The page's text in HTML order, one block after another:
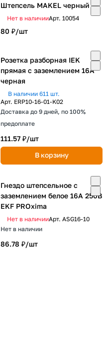
Штепсель MAKEL черный
Нет в наличииАрт. 10054
80 ₽/шт
Розетка разборная IEK
прямая с заземлением 16А
черная
В наличии 611 шт.
Арт. ERP10-16-01-K02
Доставка до 9 дней, по 100%
предоплате
111.57 ₽/шт
В корзину
Гнездо штепсельное с
заземлением белое 16А 250В
EKF PROxima
Нет в наличииАрт. ASG16-10
Нет в наличии
86.78 ₽/шт